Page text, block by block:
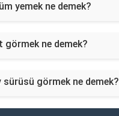
yemek ne demek?
görmek ne demek?
sürüsü görmek ne demek?